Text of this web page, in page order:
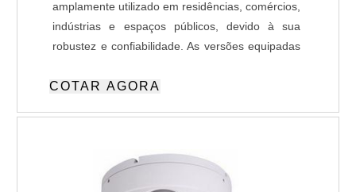
amplamente utilizado em residências, comércios,
indústrias e espaços públicos, devido à sua
robustez e confiabilidade. As versões equipadas
funcionalidades avançadas, como detecção de
plataforma de atendimento remoto. Essas
características agregam maior assertividade e
COTAR AGORA